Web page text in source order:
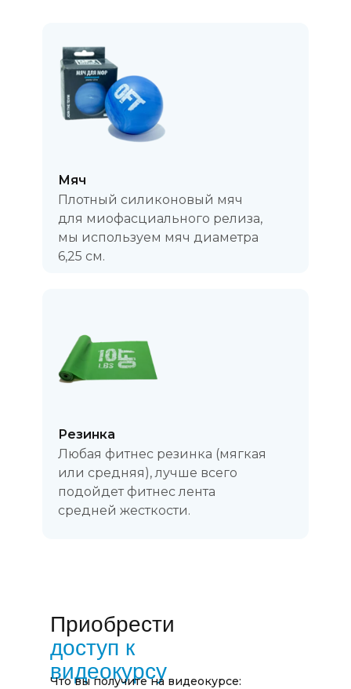
Резинка
Любая фитнес резинка (мягкая
или средняя), лучше всего
подойдет фитнес лента
средней жесткости.
Мяч
Плотный силиконовый мяч
для миофасциального релиза,
мы используем мяч диаметра
6,25 см.
Приобрести
доступ к
видеокурсу
Что вы получите на видеокурсе: